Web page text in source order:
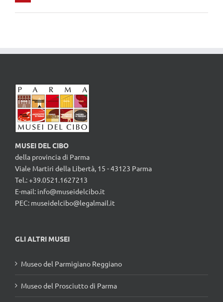
MUSEI DEL CIBO
della provincia di Parma
Viale Martiri della Libertà, 15 - 43123 Parma
Tel.: +39.0521.1627213
E-mail: info@museidelcibo.it
PEC: museidelcibo@legalmail.it
GLI ALTRI MUSEI
Museo del Parmigiano Reggiano
Museo del Prosciutto di Parma